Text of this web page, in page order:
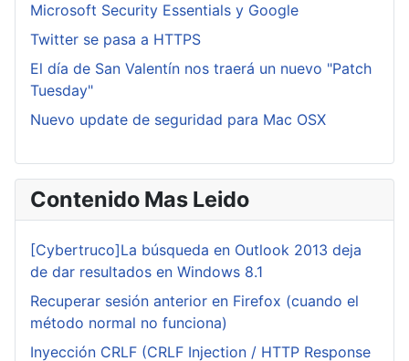
Microsoft Security Essentials y Google
Twitter se pasa a HTTPS
El día de San Valentín nos traerá un nuevo "Patch
Tuesday"
Nuevo update de seguridad para Mac OSX
Contenido Mas Leido
[Cybertruco]La búsqueda en Outlook 2013 deja
de dar resultados en Windows 8.1
Recuperar sesión anterior en Firefox (cuando el
método normal no funciona)
Inyección CRLF (CRLF Injection / HTTP Response